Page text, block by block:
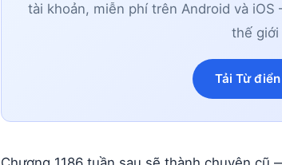
tài khoản, miễn phí trên Android và
thế giới
Tải Từ